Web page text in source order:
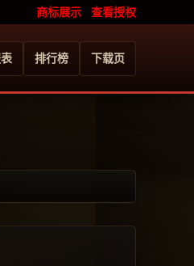
商标展示 查看授权
排行榜 下载页